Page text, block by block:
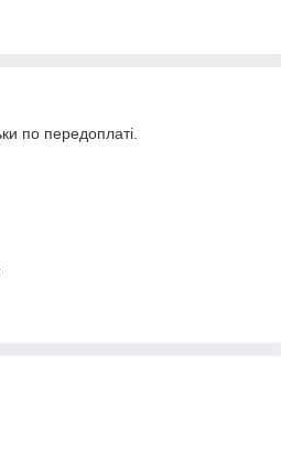
по передоплаті.